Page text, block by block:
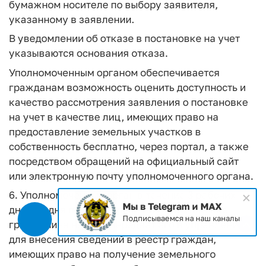
бумажном носителе по выбору заявителя,
указанному в заявлении.
В уведомлении об отказе в постановке на учет
указываются основания отказа.
Уполномоченным органом обеспечивается
гражданам возможность оценить доступность и
качество рассмотрения заявления о постановке
на учет в качестве лиц, имеющих право на
предоставление земельных участков в
собственность бесплатно, через портал, а также
посредством обращений на официальный сайт
или электронную почту уполномоченного органа.
6. Уполномоченный орган в течение 3 рабочих
дней со дня принятия решения о постановке
гражданина на учет передает его в управление
для внесения сведений в реестр граждан,
имеющих право на получение земельного
Мы в Telegram и MAX
Подписываемся на наш каналы